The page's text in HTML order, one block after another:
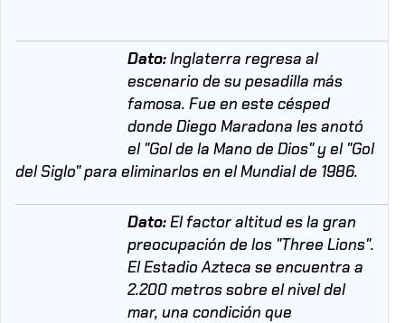
Dato:Inglaterra regresa al
escenario de su pesadilla más
famosa. Fue en este césped
donde Diego Maradona les anotó
el "Gol de la Mano de Dios" y el "Gol
del Siglo" para eliminarlos en el Mundial de 1986.
Dato:El factor altitud es la gran
preocupación de los "Three Lions".
El Estadio Azteca se encuentra a
2.200 metros sobre el nivel del
mar, una condición que